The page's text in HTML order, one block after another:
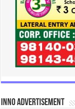
INNO Advertisement